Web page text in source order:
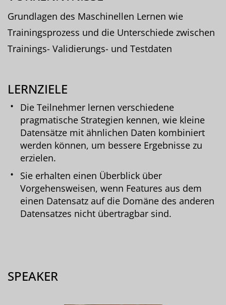
Grundlagen des Maschinellen Lernen wie
Trainingsprozess und die Unterschiede zwischen
Trainings- Validierungs- und Testdaten
LERNZIELE
Die Teilnehmer lernen verschiedene
pragmatische Strategien kennen, wie kleine
Datensätze mit ähnlichen Daten kombiniert
werden können, um bessere Ergebnisse zu
erzielen.
Sie erhalten einen Überblick über
Vorgehensweisen, wenn Features aus dem
einen Datensatz auf die Domäne des anderen
Datensatzes nicht übertragbar sind.
SPEAKER